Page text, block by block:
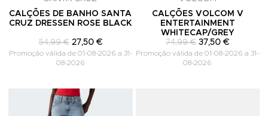
CALÇÕES DE BANHO SANTA
CRUZ DRESSEN ROSE BLACK
54,99 € 27,50 €
Promoção válida de 01-08-2026 a 31-
08-2026
CALÇÕES VOLCOM V
ENTERTAINMENT
WHITECAP/GREY
74,99 € 37,50 €
Promoção válida de 01-08-2026 a 31-
08-2026